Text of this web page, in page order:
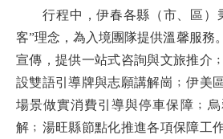
行程中，伊春各縣（市、區）
客”理念，為入境團隊提供溫馨服務
宣傳，提供一站式咨詢與文旅推介
設雙語引導牌與志願講解崗﹔伊美
場景做實消費引導與停車保障﹔
解﹔湯旺縣節點化推進各項保障工